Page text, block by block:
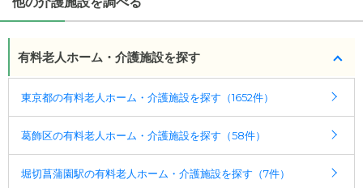
有料老人ホーム・介護施設を探す
東京都の有料老人ホーム・介護施設を探す（1652件）
葛飾区の有料老人ホーム・介護施設を探す（58件）
堀切菖蒲園駅の有料老人ホーム・介護施設を探す（7件）